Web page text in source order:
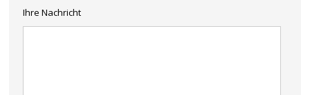
Ihre Nachricht